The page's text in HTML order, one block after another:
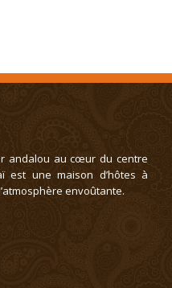
andalou au cœur du centre
est une maison d’hôtes à
envoûtante.